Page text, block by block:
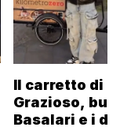
Il carretto di
Grazioso,
Basalari e i